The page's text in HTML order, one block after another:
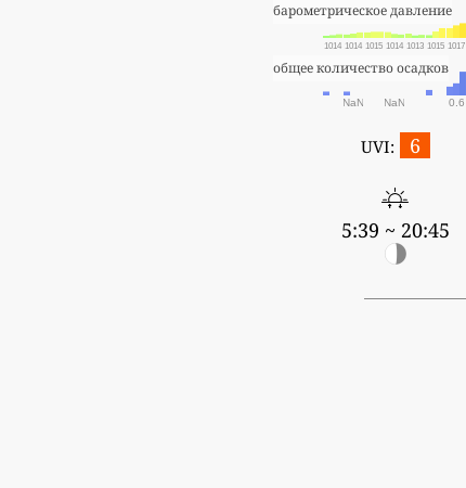
барометрическое давление
1014 1014 1015 1014 1013 1015 1017
общее количество осадков
NaN NaN 0.6
UVI: 6
5:39 ~ 20:45